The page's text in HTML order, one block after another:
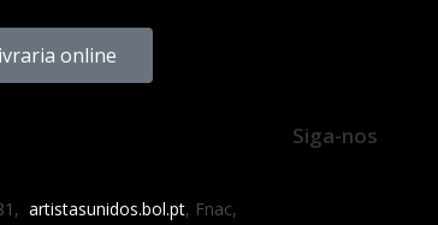
online
artistasunidos.bol.pt, Fnac,
Siga-nos